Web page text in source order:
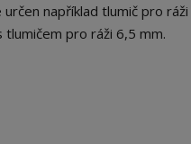
například tlumič pro
pro ráži 6,5 mm.